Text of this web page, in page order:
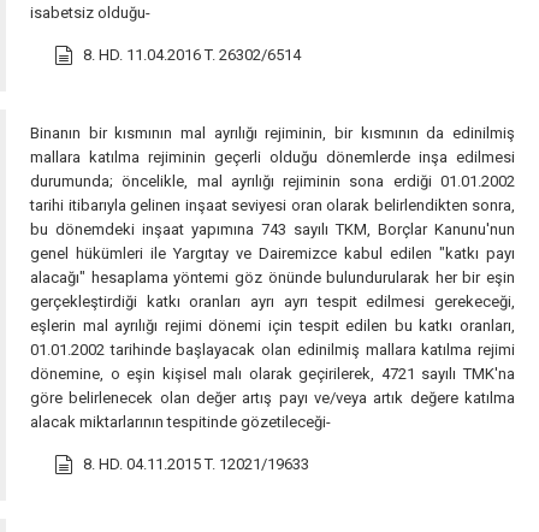
isabetsiz olduğu-
8. HD. 11.04.2016 T. 26302/6514
Binanın bir kısmının mal ayrılığı rejiminin, bir kısmının da edinilmiş
mallara katılma rejiminin geçerli olduğu dönemlerde inşa edilmesi
durumunda; öncelikle, mal ayrılığı rejiminin sona erdiği 01.01.2002
tarihi itibarıyla gelinen inşaat seviyesi oran olarak belirlendikten sonra,
bu dönemdeki inşaat yapımına 743 sayılı TKM, Borçlar Kanunu'nun
genel hükümleri ile Yargıtay ve Dairemizce kabul edilen "katkı payı
alacağı" hesaplama yöntemi göz önünde bulundurularak her bir eşin
gerçekleştirdiği katkı oranları ayrı ayrı tespit edilmesi gerekeceği,
eşlerin mal ayrılığı rejimi dönemi için tespit edilen bu katkı oranları,
01.01.2002 tarihinde başlayacak olan edinilmiş mallara katılma rejimi
dönemine, o eşin kişisel malı olarak geçirilerek, 4721 sayılı TMK'na
göre belirlenecek olan değer artış payı ve/veya artık değere katılma
alacak miktarlarının tespitinde gözetileceği-
8. HD. 04.11.2015 T. 12021/19633